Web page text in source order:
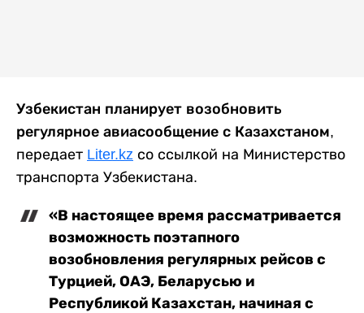
Узбекистан планирует возобновить
регулярное авиасообщение с Казахстаном,
передает Liter.kz со ссылкой на Министерство
транспорта Узбекистана.
«В настоящее время рассматривается
возможность поэтапного
возобновления регулярных рейсов с
Турцией, ОАЭ, Беларусью и
Республикой Казахстан, начиная с